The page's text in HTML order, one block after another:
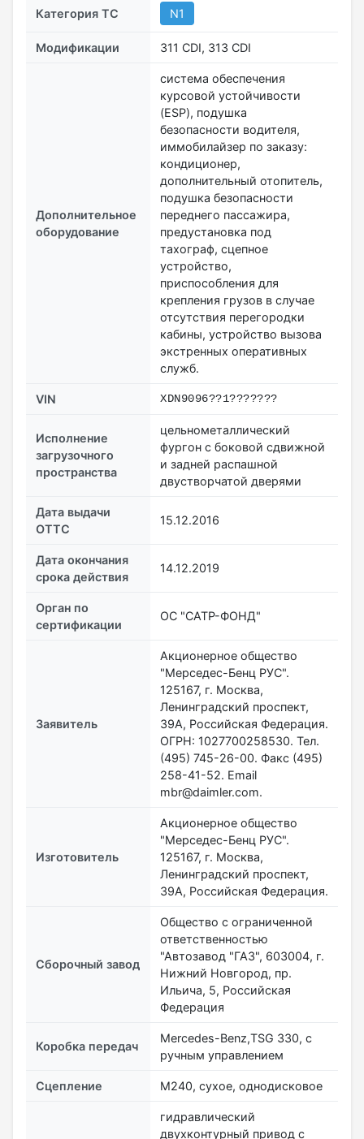
Категория ТС N1
Модификации 311 CDI, 313 СDI
Дополнительное
оборудование
система обеспечения
курсовой устойчивости
(ESP), подушкa
безопасности водителя,
иммобилайзер по заказу:
кондиционер,
дополнительный отопитель,
подушкa безопасности
переднего пассажира,
предустановка под
тахограф, сцепное
устройство,
приспособления для
крепления грузов в случае
отсутствия перегородки
кабины, устройство вызова
экстренных оперативных
служб.
VIN XDN9096??1???????
Исполнение
загрузочного
пространства
цельнометаллический
фургон с боковой сдвижной
и задней распашной
двустворчатой дверями
Дата выдачи
ОТТС
15.12.2016
Дата окончания
срока действия
14.12.2019
Орган по
сертификации
ОС "САТР-ФОНД"
Заявитель
Акционерное общество
"Мерседес-Бенц РУС".
125167, г. Москва,
Ленинградский проспект,
39А, Российская Федерация.
ОГРН: 1027700258530. Тел.
(495) 745-26-00. Факс (495)
258-41-52. Email
mbr@daimler.com.
Изготовитель
Акционерное общество
"Мерседес-Бенц РУС".
125167, г. Москва,
Ленинградский проспект,
39А, Российская Федерация.
Сборочный завод
Общество с ограниченной
ответственностью
"Автозавод "ГАЗ", 603004, г.
Нижний Новгород, пр.
Ильича, 5, Российская
Федерация
Коробка передач
Mercedes-Benz,TSG 330, с
ручным управлением
Сцепление M240, сухое, однодисковое
гидравлический
двухконтурный привод с